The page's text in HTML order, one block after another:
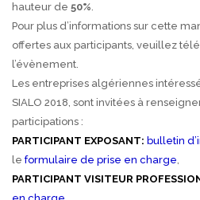
hauteur de 50%.
Pour plus d’informations sur cette
offertes aux participants, veuillez
l’évènement.
Les entreprises algériennes
SIALO 2018, sont invitées à
participations :
PARTICIPANT EXPOSANT: bulletin
leformulaire de prise en charge,
PARTICIPANT VISITEUR